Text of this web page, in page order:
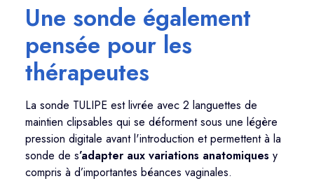
Une sonde également
pensée pour les
thérapeutes
La sonde TULIPE est livrée avec 2 languettes de
maintien clipsables qui se déforment sous une légère
pression digitale avant l'introduction et permettent à la
sonde de s’adapter aux variations anatomiques y
compris à d’importantes béances vaginales.